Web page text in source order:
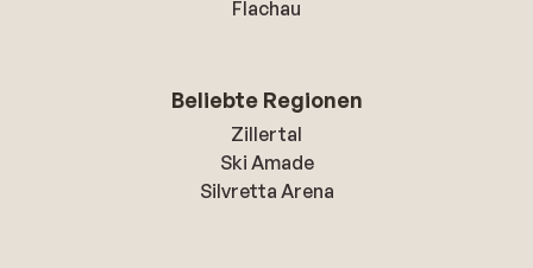
Flachau
Beliebte Regionen
Zillertal
Ski Amade
Silvretta Arena